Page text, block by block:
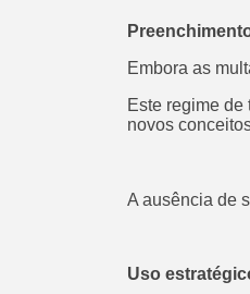
Embora as
Este regime
novos
A ausência de
Uso